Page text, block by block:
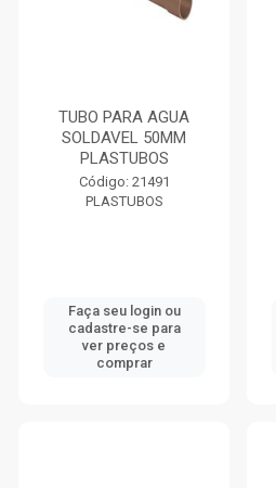
TUBO PARA AGUA
SOLDAVEL 50MM
PLASTUBOS
Código: 21491
PLASTUBOS
Faça seu login ou
cadastre-se para
ver preços e
comprar